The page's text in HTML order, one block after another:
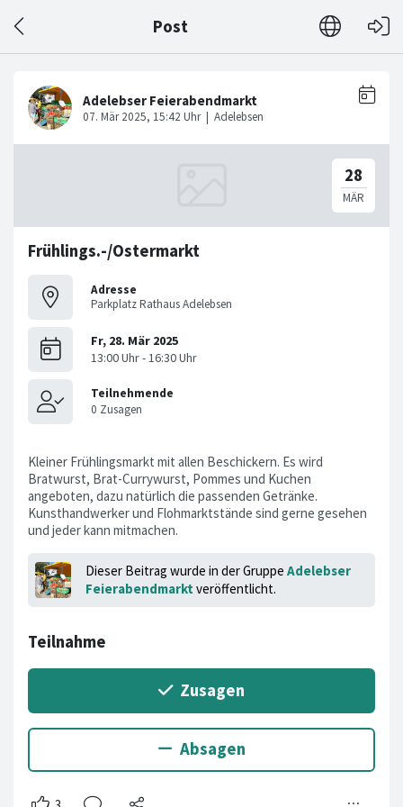
Post
Frühlings.-/Ostermarkt
Adresse
Parkplatz Rathaus Adelebsen
Kleiner Frühlingsmarkt mit allen Beschickern. Es wird
Bratwurst, Brat-Currywurst, Pommes und Kuchen
angeboten, dazu natürlich die passenden Getränke.
Kunsthandwerker und Flohmarktstände sind gerne gesehen
und jeder kann mitmachen.
Dieser Beitrag wurde in der Gruppe Adelebser
Feierabendmarkt veröffentlicht.